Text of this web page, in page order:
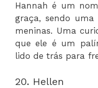
Hannah é um
graça, sendo uma
meninas. Uma
que ele é um
lido de trás para
20. Hellen